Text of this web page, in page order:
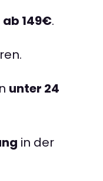
ab 149€.
unter 24
in der